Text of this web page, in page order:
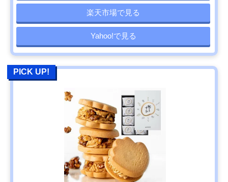
楽天市場で見る
Yahoo!で見る
PICK UP!